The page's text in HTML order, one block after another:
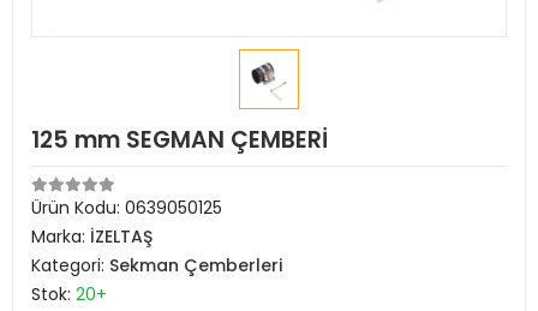
125 mm SEGMAN ÇEMBERİ
Ürün Kodu: 0639050125
Marka: İZELTAŞ
Kategori: Sekman Çemberleri
Stok: 20+